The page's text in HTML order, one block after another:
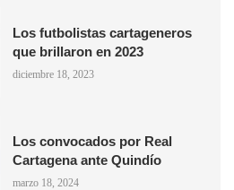
Los futbolistas cartageneros
que brillaron en 2023
diciembre 18, 2023
Los convocados por Real
Cartagena ante Quindío
marzo 18, 2024